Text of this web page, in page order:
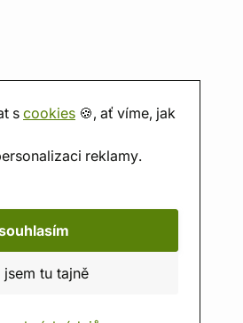
scookies 🍪, ať víme, jak
reklamy.
jsem tu tajně